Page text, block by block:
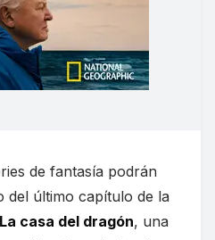
de fantasía podrán
del último capítulo de la
La casa del dragón, una